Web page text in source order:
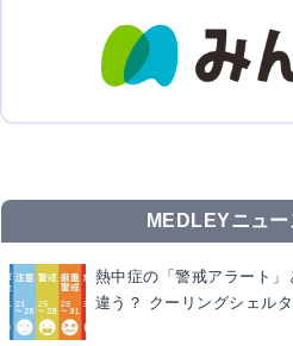
MEDLEYニュ
熱中症の「警戒アラート
違う？ クーリングシェル